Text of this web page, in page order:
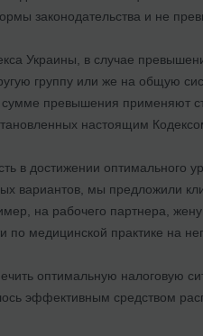
законодательства и не
Украины, в случае
группу или же на общую
превышения применяют
настоящим
в достижении оптимального
вариантов, мы предложили
на рабочего партнера,
по медицинской практике на
оптимальную налоговую
эффективным средством